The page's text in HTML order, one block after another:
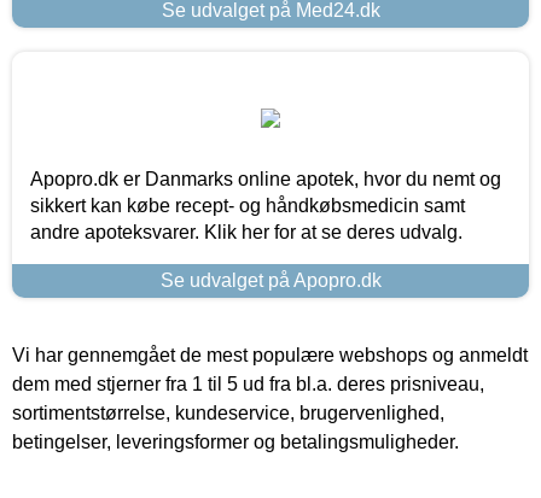
Se udvalget på Med24.dk
Apopro.dk er Danmarks online apotek, hvor du nemt og
sikkert kan købe recept- og håndkøbsmedicin samt
andre apoteksvarer. Klik her for at se deres udvalg.
Se udvalget på Apopro.dk
Vi har gennemgået de mest populære webshops og anmeldt
dem med stjerner fra 1 til 5 ud fra bl.a. deres prisniveau,
sortimentstørrelse, kundeservice, brugervenlighed,
betingelser, leveringsformer og betalingsmuligheder.